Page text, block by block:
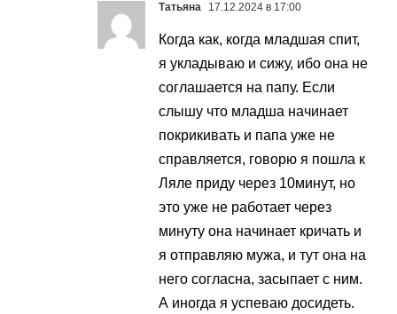
Татьяна 17.12.2024 в 17:00
Когда как, когда младшая спит,
я укладываю и сижу, ибо она не
соглашается на папу. Если
слышу что младша начинает
покрикивать и папа уже не
справляется, говорю я пошла к
Ляле приду через 10минут, но
это уже не работает через
минуту она начинает кричать и
я отправляю мужа, и тут она на
него согласна, засыпает с ним.
А иногда я успеваю досидеть.